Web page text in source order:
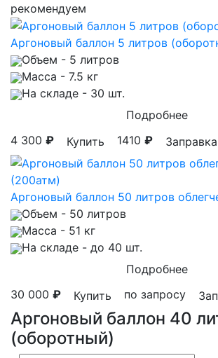
рекомендуем
Аргоновый баллон 5 литров
Объем - 5 литров
Масса - 7.5 кг
На складе - 30 шт.
Подробнее
4 300 ₽ Купить 1410 ₽ Заправка
Аргоновый баллон 50 литров
Объем - 50 литров
Масса - 51 кг
На складе - до 40 шт.
Подробнее
30 000 ₽ Купить по запросу
Аргоновый баллон 40
(оборотный)